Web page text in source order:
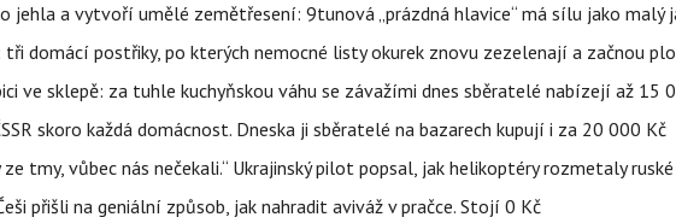
jehla a vytvoří umělé zemětřesení: 9tunová „prázdná hlavice“ má sílu jako malý
tři domácí postřiky, po kterých nemocné listy okurek znovu zezelenají a začnou
ve sklepě: za tuhle kuchyňskou váhu se závažími dnes sběratelé nabízejí až 15
skoro každá domácnost. Dneska ji sběratelé na bazarech kupují i za 20 000 Kč
tmy, vůbec nás nečekali.“ Ukrajinský pilot popsal, jak helikoptéry rozmetaly
přišli na geniální způsob, jak nahradit aviváž v pračce. Stojí 0 Kč